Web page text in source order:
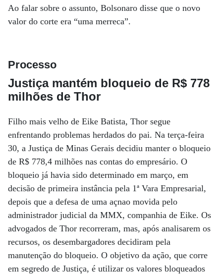
Ao falar sobre o assunto, Bolsonaro disse que o novo
valor do corte era “uma merreca”.
Processo
Justiça mantém bloqueio de R$ 778
milhões de Thor
Filho mais velho de Eike Batista, Thor segue
enfrentando problemas herdados do pai. Na terça-feira
30, a Justiça de Minas Gerais decidiu manter o bloqueio
de R$ 778,4 milhões nas contas do empresário. O
bloqueio já havia sido determinado em março, em
decisão de primeira instância pela 1ª Vara Empresarial,
depois que a defesa de uma açnao movida pelo
administrador judicial da MMX, companhia de Eike. Os
advogados de Thor recorreram, mas, após analisarem os
recursos, os desembargadores decidiram pela
manutenção do bloqueio. O objetivo da ação, que corre
em segredo de Justiça, é utilizar os valores bloqueados